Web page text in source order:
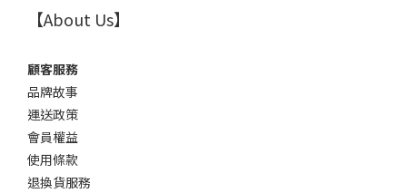
【About Us】
顧客服務
品牌故事
運送政策
會員權益
使用條款
退換貨服務